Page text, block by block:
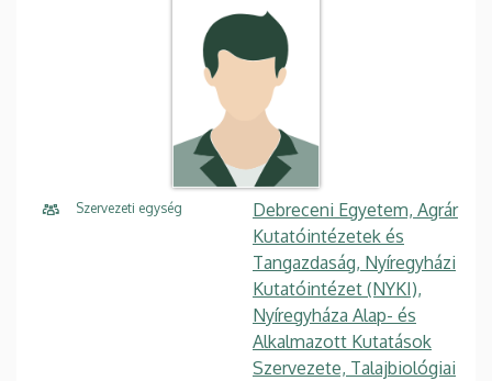
Szervezeti egység
Debreceni Egyetem, Agrár
Kutatóintézetek és
Tangazdaság, Nyíregyházi
Kutatóintézet (NYKI),
Nyíregyháza Alap- és
Alkalmazott Kutatások
Szervezete, Talajbiológiai